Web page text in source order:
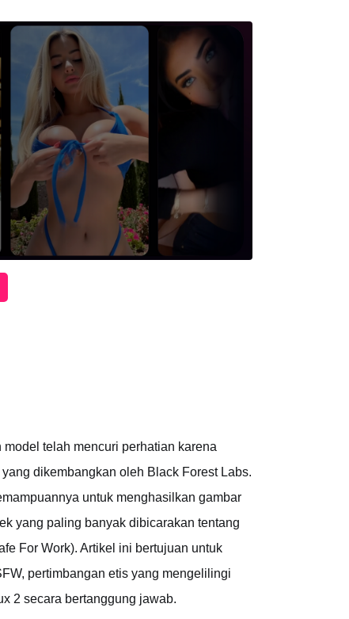
telah mencuri perhatian karena
dikembangkan oleh Black Forest Labs.
untuk menghasilkan gambar
yang paling banyak dibicarakan tentang
For Work). Artikel ini bertujuan untuk
pertimbangan etis yang mengelilingi
2 secara bertanggung jawab.